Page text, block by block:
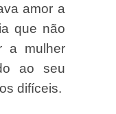
amor a
que não
a mulher
ao seu
difíceis.